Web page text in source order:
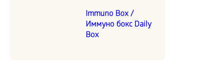
Immuno Box /
Иммуно бокс Daily
Box